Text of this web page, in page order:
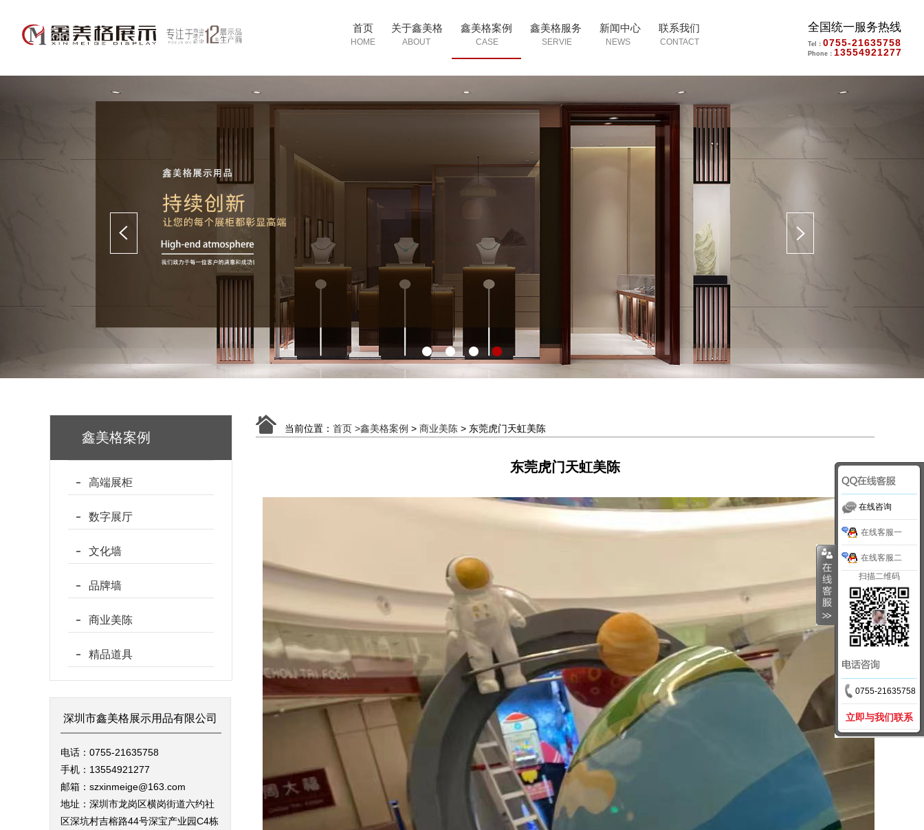
首页 关于鑫美格 鑫美格案例 鑫美格服务 新闻中心 联系我们 全国统一服务热线
Tel： 0755-21635758
Phone： 13554921277
鑫美格案例
高端展柜
数字展厅
文化墙
品牌墙
商业美陈
精品道具
深圳市鑫美格展示用品有限公司
电话：0755-21635758
手机：13554921277
邮箱：szxinmeige@163.com
地址：深圳市龙岗区横岗街道六约社
区深坑村吉榕路44号深宝产业园C4栋
当前位置： 首页 >鑫美格案例 > 商业美陈 > 东莞虎门天虹美陈
东莞虎门天虹美陈
在线咨询
在线客服一
在线客服二
扫描二维码
0755-21635758
立即与我们联系